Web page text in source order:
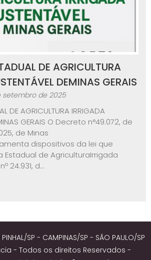
DE AGRICULTURA
DEMINAS GERAIS
setembro de 2025
DE AGRICULTURA IRRIGADA
GERAIS O Decreto n°49.072, de
de Minas
dispositivos da lei que
Estadual de AgriculturaIrrigada
24.931, d...
PINHAL/SP - CAMPINAS/SP - SÃO PAULO/SP
- Todos os direitos Reservados -